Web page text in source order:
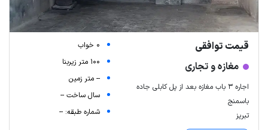
قیمت توافقی
مغازه و تجاری
اجاره 3 باب مغازه بعد از پل کابلی جاده
باسمنج
تبریز
0 خواب
100 متر زیربنا
-- متر زمین
سال ساخت --
شماره طبقه: --